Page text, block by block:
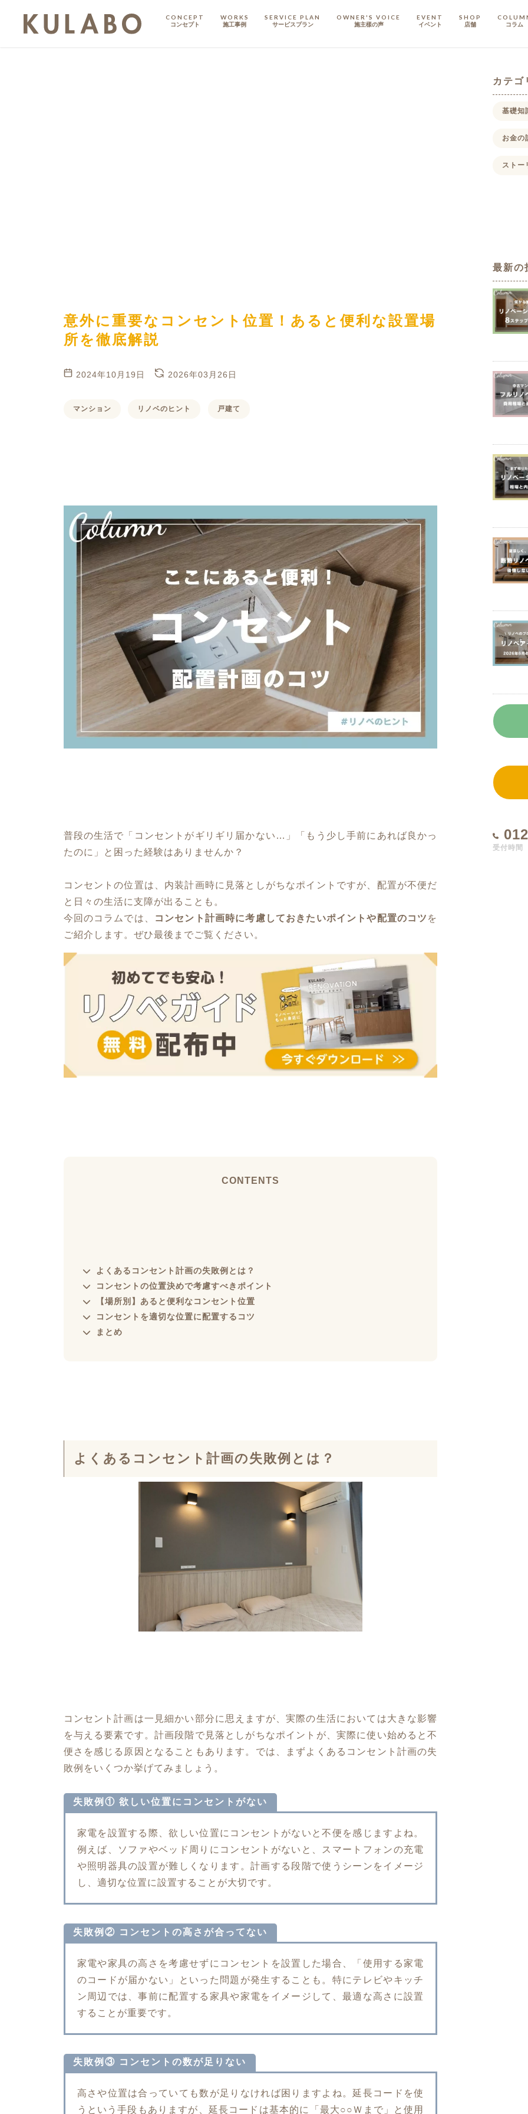
CONCEPT
コンセプト
WORKS
施工事例
SERVICE PLAN
サービスプラン
店舗リノベーション
OWNER'S VOICE
施主樣の声
EVENT
イベント
SHOP
店舗 コラム
意外に重要なコンセント位置！あると便利な設置場
所を徹底解説
2024年10月19日 2026年03月26日
マンション リノベのヒント 戸建て
普段の生活で「コンセントがギリギリ届かない…」「もう少し手前にあれば良かっ
たのに」と困った経験はありませんか？
コンセントの位置は、内装計画時に見落としがちなポイントですが、配置が不便だ
と日々の生活に支障が出ることも。
今回のコラムでは、
コンセント計画時に考慮しておきたいポイントや配置のコツ を
ご紹介します。ぜひ最後までご覧ください。
CONTENTS
よくあるコンセント計画の失敗例とは？
コンセントの位置決めで考慮すべきポイント
【場所別】あると便利なコンセント位置
コンセントを適切な位置に配置するコツ
まとめ
よくあるコンセント計画の失敗例とは？
コンセント計画は一見細かい部分に思えますが、実際の生活においては大きな影響
を与える要素です。計画段階で見落としがちなポイントが、実際に使い始めると不
便さを感じる原因となることもあります。では、まずよくあるコンセント計画の失
敗例をいくつか挙げてみましょう。
失敗例① 欲しい位置にコンセントがない
家電を設置する際、欲しい位置にコンセントがないと不便を感じますよね。
例えば、ソファやベッド周りにコンセントがないと、スマートフォンの充電
や照明器具の設置が難しくなります。計画する段階で使うシーンをイメージ
し、適切な位置に設置することが大切です。
失敗例② コンセントの高さが合ってない
家電や家具の高さを考慮せずにコンセントを設置した場合、「使用する家電
のコードが届かない」といった問題が発生することも。特にテレビやキッチ
ン周辺では、事前に配置する家具や家電をイメージして、最適な高さに設置
することが重要です。
失敗例③ コンセントの数が足りない
高さや位置は合っていても数が足りなければ困りますよね。延長コードを使
うという手段もありますが、延長コードは基本的に「最大○○Ｗまで」と使用
カテゴ
基礎知
お金の
ストー
最新の
受付時